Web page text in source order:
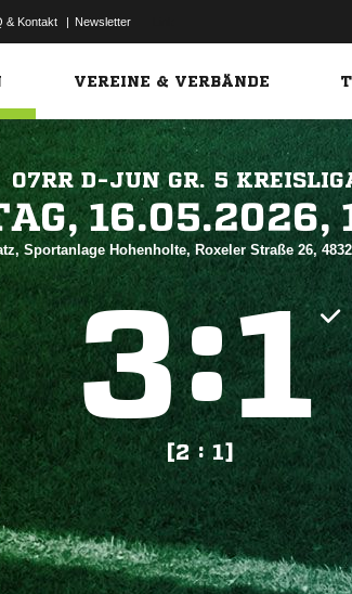
& Kontakt | Newsletter
VEREINE & VERBÄNDE
07RR D-JUN GR. 5

Sportanlage Hohenholte, Roxeler Straße 26,
:
[2 : 1]